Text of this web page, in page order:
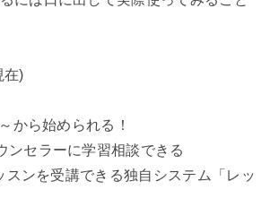
在)
から始められる！
ンセラーに学習相談できる
スンを受講できる独自システム「レッ